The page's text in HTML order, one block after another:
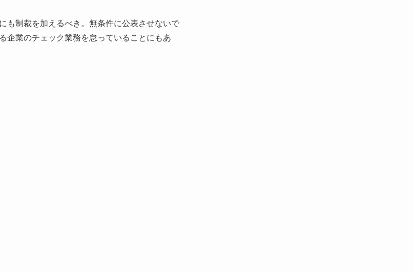
も制裁を加えるべき。無条件に公表させないで
企業のチェック業務を怠っていることにもあ